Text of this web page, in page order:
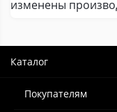
изменены
Каталог
Покупателям